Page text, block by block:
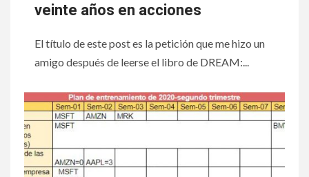
veinte años en acciones
El título de este post es la petición que me hizo un
amigo después de leerse el libro de DREAM:...